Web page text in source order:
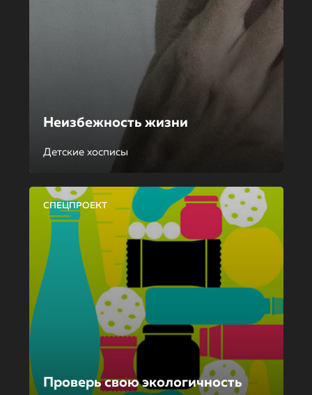
Неизбежность жизни
Детские хосписы
СПЕЦПРОЕКТ
Проверь свою экологичность